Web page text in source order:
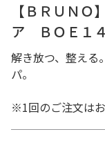
【ＢＲＵＮＯ
ア ＢＯＥ１
解き放つ、整える
パ。
※1回のご注文は